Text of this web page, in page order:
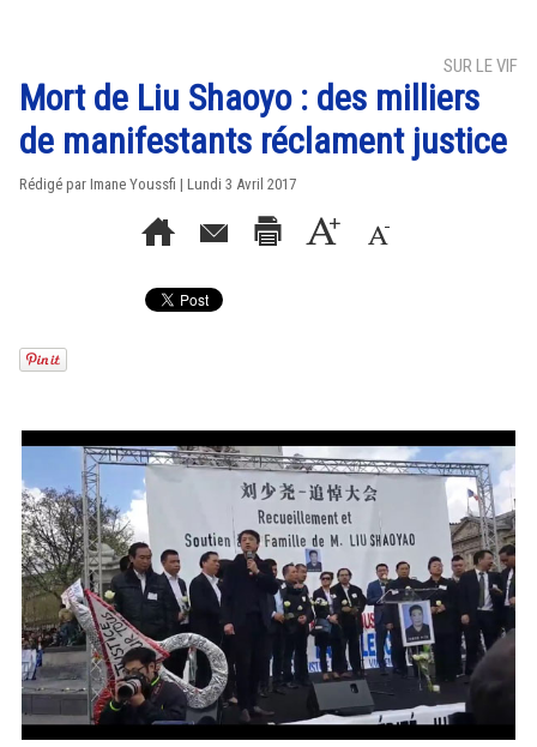
SUR LE VIF
Mort de Liu Shaoyo : des milliers
de manifestants réclament justice
Rédigé par Imane Youssfi | Lundi 3 Avril 2017